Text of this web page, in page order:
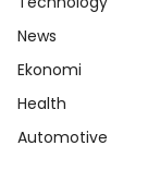
News
Ekonomi
Health
Automotive